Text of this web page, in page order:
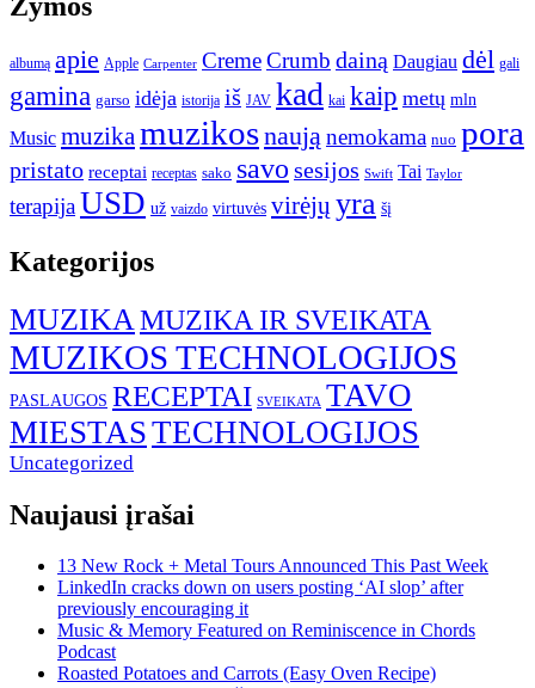
albumą apie Apple Carpenter CremeCrumb dainą Daugiau dėl gali
gamina garso idėja istorija iš JAV kad kai kaip metų mln
Music muzikamuzikosnaująnemokama nuo pora
pristato receptai receptas sako savo sesijos Swift Tai Taylor
terapijaUSD už vaizdo virtuvės virėjų yra šį
Kategorijos
MUZIKAMUZIKA IR SVEIKATA
MUZIKOS TECHNOLOGIJOS
PASLAUGOS RECEPTAI SVEIKATA TAVO
MIESTASTECHNOLOGIJOS
Uncategorized
Naujausi įrašai
13 New Rock + Metal Tours Announced This Past Week
LinkedIn cracks down on users posting ‘AI slop’ after
previously encouraging it
Music & Memory Featured on Reminiscence in Chords
Podcast
Roasted Potatoes and Carrots (Easy Oven Recipe)